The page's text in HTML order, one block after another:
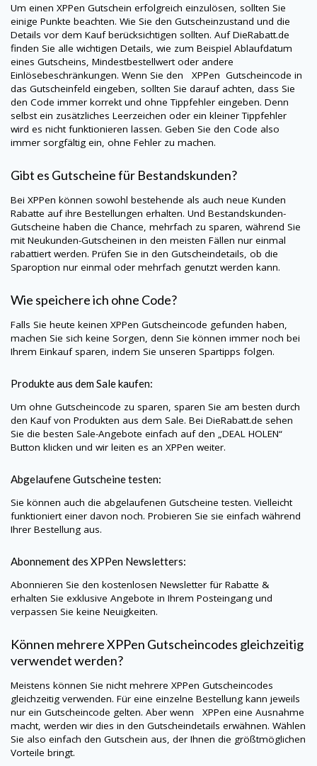
Um einen XPPen Gutschein erfolgreich einzulösen, sollten Sie
einige Punkte beachten. Wie Sie den Gutscheinzustand und die
Details vor dem Kauf berücksichtigen sollten. AufDieRabatt.de
finden Sie alle wichtigen Details, wie zum Beispiel Ablaufdatum
eines Gutscheins, Mindestbestellwert oder andere
Einlösebeschränkungen. Wenn Sie den
XPPen Gutscheincode in
das Gutscheinfeld eingeben, sollten Sie darauf achten, dass Sie
den Code immer korrekt und ohne Tippfehler eingeben. Denn
selbst ein zusätzliches Leerzeichen oder ein kleiner Tippfehler
wird es nicht funktionieren lassen. Geben Sie den Code also
immer sorgfältig ein, ohne Fehler zu machen.
Gibt es Gutscheine für Bestandskunden?
Bei XPPen können sowohl bestehende als auch neue Kunden
Rabatte auf ihre Bestellungen erhalten. Und Bestandskunden-
Gutscheine haben die Chance, mehrfach zu sparen, während Sie
mit Neukunden-Gutscheinen in den meisten Fällen nur einmal
rabattiert werden. Prüfen Sie in den Gutscheindetails, ob die
Sparoption nur einmal oder mehrfach genutzt werden kann.
Wie speichere ich ohne Code?
Falls Sie heute keinen XPPen Gutscheincode gefunden haben,
machen Sie sich keine Sorgen, denn Sie können immer noch bei
Ihrem Einkauf sparen, indem Sie unseren Spartipps folgen.
Produkte aus dem Sale kaufen:
Um ohne Gutscheincode zu sparen, sparen Sie am besten durch
den Kauf von Produkten aus dem Sale. Bei DieRabatt.de sehen
Sie die besten Sale-Angebote einfach auf den „DEAL HOLEN“
Button klicken und wir leiten es an XPPen weiter.
Abgelaufene Gutscheine testen:
Sie können auch die abgelaufenen Gutscheine testen. Vielleicht
funktioniert einer davon noch. Probieren Sie sie einfach während
Ihrer Bestellung aus.
Abonnement des XPPen Newsletters:
Abonnieren Sie den kostenlosen Newsletter für Rabatte &
erhalten Sie exklusive Angebote in Ihrem Posteingang und
verpassen Sie keine Neuigkeiten.
Können mehrereXPPen Gutscheincodes gleichzeitig
verwendet werden?
Meistens können Sie nicht mehrere XPPen Gutscheincodes
gleichzeitig verwenden. Für eine einzelne Bestellung kann jeweils
nur ein Gutscheincode gelten. Aber wenn
XPPen eine Ausnahme
macht, werden wir dies in den Gutscheindetails erwähnen. Wählen
Sie also einfach den Gutschein aus, der Ihnen die größtmöglichen
Vorteile bringt.